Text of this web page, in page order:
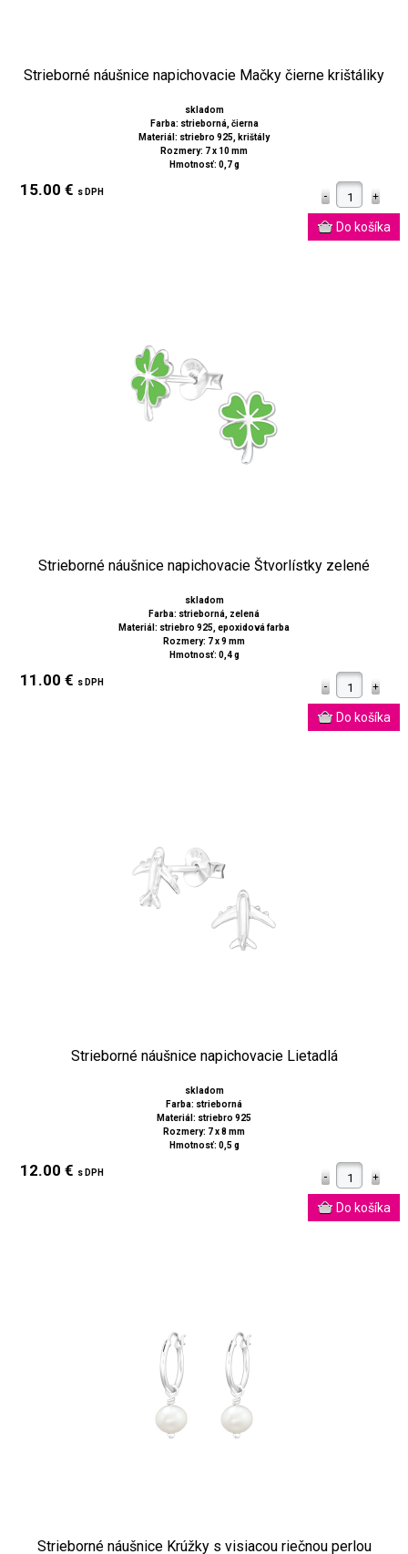
Strieborné náušnice napichovacie Mačky čierne krištáliky
skladom
Farba: strieborná, čierna
Materiál: striebro 925, krištály
Rozmery: 7 x 10 mm
Hmotnosť: 0,7 g
15.00 € s DPH
Strieborné náušnice napichovacie Štvorlístky zelené
skladom
Farba: strieborná, zelená
Materiál: striebro 925, epoxidová farba
Rozmery: 7 x 9 mm
Hmotnosť: 0,4 g
11.00 € s DPH
Strieborné náušnice napichovacie Lietadlá
skladom
Farba: strieborná
Materiál: striebro 925
Rozmery: 7 x 8 mm
Hmotnosť: 0,5 g
12.00 € s DPH
Strieborné náušnice Krúžky s visiacou riečnou perlou